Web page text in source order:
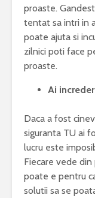
proaste.
tentat sa intri in
poate ajuta si
zilnici poti face
proaste.
Ai
Daca a fost
siguranta TU ai
lucru este
Fiecare vede din
poate e pentru
solutii sa se